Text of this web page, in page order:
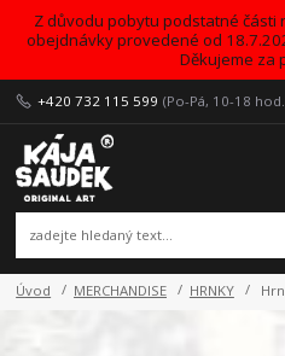
Z důvodu pobytu podstatné části
obejdnávky provedené od
Děkujeme za
+420 732 115 599 (Po-Pá, 10-18
Úvod MERCHANDISE HRNKY